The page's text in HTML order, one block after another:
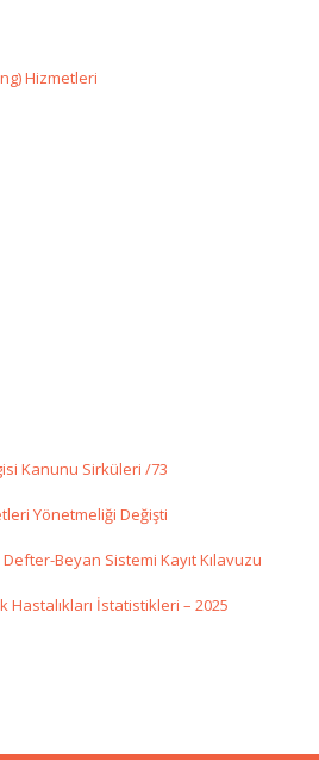
Hizmetleri
Kanunu Sirküleri /73
Yönetmeliği Değişti
Defter-Beyan Sistemi Kayıt Kılavuzu
Hastalıkları İstatistikleri – 2025